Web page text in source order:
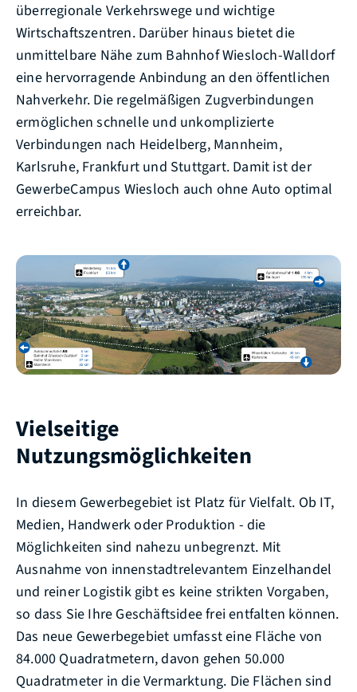
überregionale Verkehrswege und wichtige
Wirtschaftszentren. Darüber hinaus bietet die
unmittelbare Nähe zum Bahnhof Wiesloch-Walldorf
eine hervorragende Anbindung an den öffentlichen
Nahverkehr. Die regelmäßigen Zugverbindungen
ermöglichen schnelle und unkomplizierte
Verbindungen nach Heidelberg, Mannheim,
Karlsruhe, Frankfurt und Stuttgart. Damit ist der
GewerbeCampus Wiesloch auch ohne Auto optimal
erreichbar.
Vielseitige
Nutzungsmöglichkeiten
In diesem Gewerbegebiet ist Platz für Vielfalt. Ob IT,
Medien, Handwerk oder Produktion - die
Möglichkeiten sind nahezu unbegrenzt. Mit
Ausnahme von innenstadtrelevantem Einzelhandel
und reiner Logistik gibt es keine strikten Vorgaben,
so dass Sie Ihre Geschäftsidee frei entfalten können.
Das neue Gewerbegebiet umfasst eine Fläche von
84.000 Quadratmetern, davon gehen 50.000
Quadratmeter in die Vermarktung. Die Flächen sind